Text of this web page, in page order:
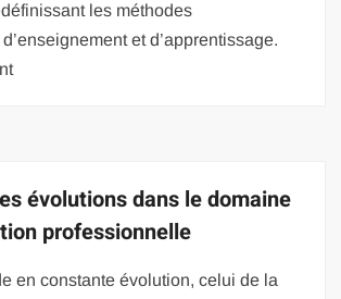
les méthodes
et d’apprentissage.
évolutions dans le domaine
professionnelle
en constante évolution, celui de la